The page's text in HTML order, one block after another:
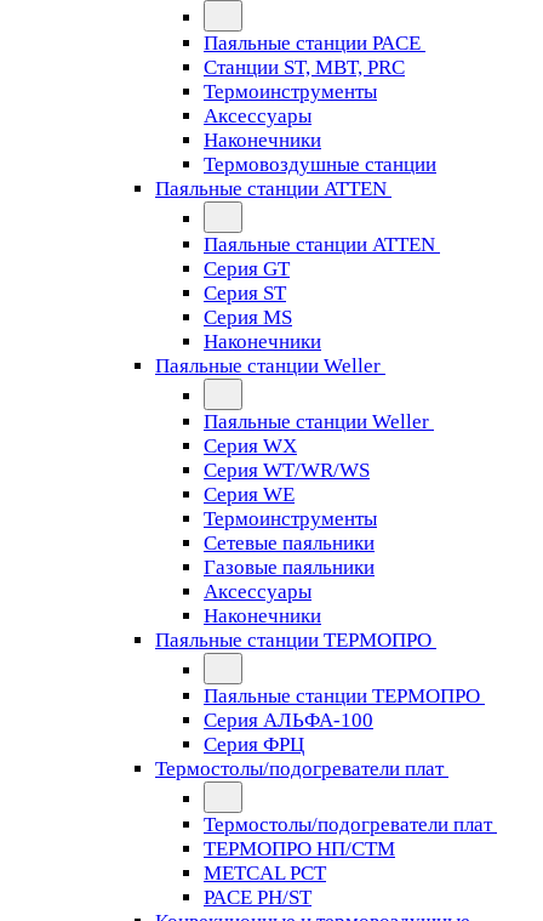
Паяльные станции PACE
Станции ST, MBT, PRC
Термоинструменты
Аксессуары
Наконечники
Термовоздушные станции
Паяльные станции ATTEN
Паяльные станции ATTEN
Серия GT
Серия ST
Серия MS
Наконечники
Паяльные станции Weller
Паяльные станции Weller
Серия WX
Серия WT/WR/WS
Серия WE
Термоинструменты
Сетевые паяльники
Газовые паяльники
Аксессуары
Наконечники
Паяльные станции ТЕРМОПРО
Паяльные станции ТЕРМОПРО
Серия АЛЬФА-100
Серия ФРЦ
Термостолы/подогреватели плат
Термостолы/подогреватели плат
ТЕРМОПРО НП/СТМ
METCAL PCT
PACE PH/ST